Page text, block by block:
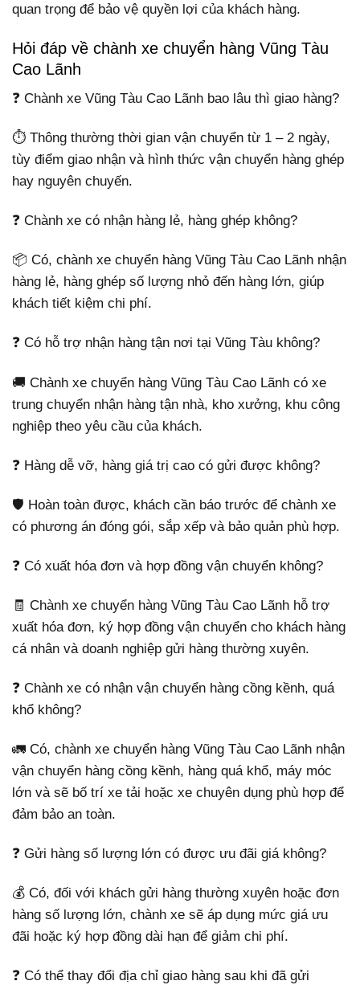
quan trọng để bảo vệ quyền lợi của khách hàng.
Hỏi đáp về chành xe chuyển hàng Vũng Tàu
Cao Lãnh
❓ Chành xe Vũng Tàu Cao Lãnh bao lâu thì giao hàng?
⏱️ Thông thường thời gian vận chuyển từ 1 – 2 ngày,
tùy điểm giao nhận và hình thức vận chuyển hàng ghép
hay nguyên chuyến.
❓ Chành xe có nhận hàng lẻ, hàng ghép không?
📦 Có, chành xe chuyển hàng Vũng Tàu Cao Lãnh nhận
hàng lẻ, hàng ghép số lượng nhỏ đến hàng lớn, giúp
khách tiết kiệm chi phí.
❓ Có hỗ trợ nhận hàng tận nơi tại Vũng Tàu không?
🚚 Chành xe chuyển hàng Vũng Tàu Cao Lãnh có xe
trung chuyển nhận hàng tận nhà, kho xưởng, khu công
nghiệp theo yêu cầu của khách.
❓ Hàng dễ vỡ, hàng giá trị cao có gửi được không?
🛡️ Hoàn toàn được, khách cần báo trước để chành xe
có phương án đóng gói, sắp xếp và bảo quản phù hợp.
❓ Có xuất hóa đơn và hợp đồng vận chuyển không?
🧾 Chành xe chuyển hàng Vũng Tàu Cao Lãnh hỗ trợ
xuất hóa đơn, ký hợp đồng vận chuyển cho khách hàng
cá nhân và doanh nghiệp gửi hàng thường xuyên.
❓ Chành xe có nhận vận chuyển hàng cồng kềnh, quá
khổ không?
🚛 Có, chành xe chuyển hàng Vũng Tàu Cao Lãnh nhận
vận chuyển hàng cồng kềnh, hàng quá khổ, máy móc
lớn và sẽ bố trí xe tải hoặc xe chuyên dụng phù hợp để
đảm bảo an toàn.
❓ Gửi hàng số lượng lớn có được ưu đãi giá không?
💰 Có, đối với khách gửi hàng thường xuyên hoặc đơn
hàng số lượng lớn, chành xe sẽ áp dụng mức giá ưu
đãi hoặc ký hợp đồng dài hạn để giảm chi phí.
❓ Có thể thay đổi địa chỉ giao hàng sau khi đã gửi